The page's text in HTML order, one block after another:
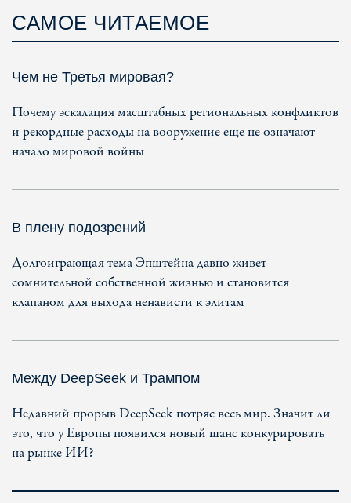
САМОЕ ЧИТАЕМОЕ
Чем не Третья мировая?
Почему эскалация масштабных региональных конфликтов
и рекордные расходы на вооружение еще не означают
начало мировой войны
В плену подозрений
Долгоиграющая тема Эпштейна давно живет
сомнительной собственной жизнью и становится
клапаном для выхода ненависти к элитам
Между DeepSeek и Трампом
Недавний прорыв DeepSeek потряс весь мир. Значит ли
это, что у Европы появился новый шанс конкурировать
на рынке ИИ?